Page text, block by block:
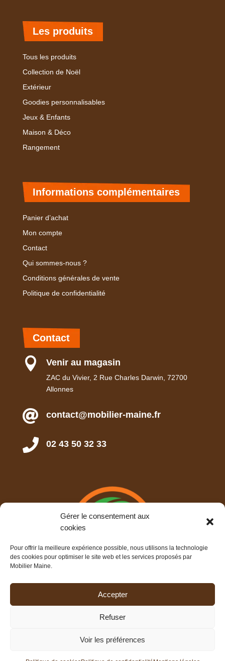
Gérer le consentement aux
cookies
Pour offrir la meilleure expérience possible, nous utilisons la technologie
des cookies pour optimiser le site web et les services proposés par
Mobilier Maine.
Accepter
Refuser
Voir les préférences
Les produits
Tous les produits
Collection de Noël
Extérieur
Goodies personnalisables
Jeux & Enfants
Maison & Déco
Rangement
Informations complémentaires
Panier d’achat
Mon compte
Contact
Qui sommes-nous ?
Conditions générales de vente
Politique de confidentialité
Contact
 Venir au magasin
ZAC du Vivier, 2 Rue Charles Darwin, 72700
Allonnes
 contact@mobilier-maine.fr
 02 43 50 32 33
ARTEO Digital – Agence Web & Communication – Le